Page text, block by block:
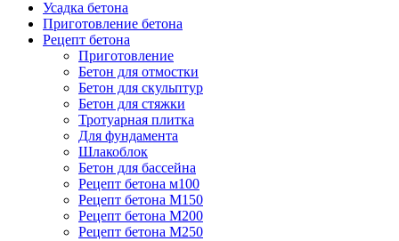
Усадка бетона
Приготовление бетона
Рецепт бетона
Приготовление
Бетон для отмостки
Бетон для скульптур
Бетон для стяжки
Тротуарная плитка
Для фундамента
Шлакоблок
Бетон для бассейна
Рецепт бетона м100
Рецепт бетона М150
Рецепт бетона М200
Рецепт бетона М250